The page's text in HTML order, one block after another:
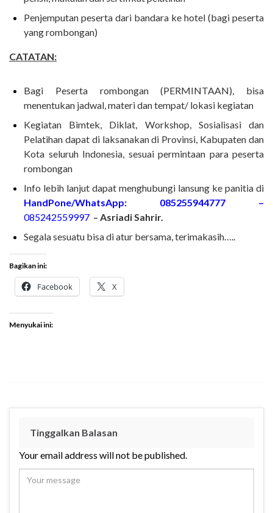
Penjemputan peserta dari bandara ke hotel (bagi peserta
yang rombongan)
CATATAN:
Bagi Peserta rombongan (PERMINTAAN), bisa
menentukan jadwal, materi dan tempat/ lokasi kegiatan
Kegiatan Bimtek, Diklat, Workshop, Sosialisasi dan
Pelatihan dapat di laksanakan di Provinsi, Kabupaten dan
Kota seluruh Indonesia, sesuai permintaan para peserta
rombongan
Info lebih lanjut dapat menghubungi lansung ke panitia di
HandPone/WhatsApp: 085255944777 –
085242559997 – Asriadi Sahrir.
Segala sesuatu bisa di atur bersama, terimakasih…..
Bagikan ini:
Facebook X
Menyukai ini:
Tinggalkan Balasan
Your email address will not be published.